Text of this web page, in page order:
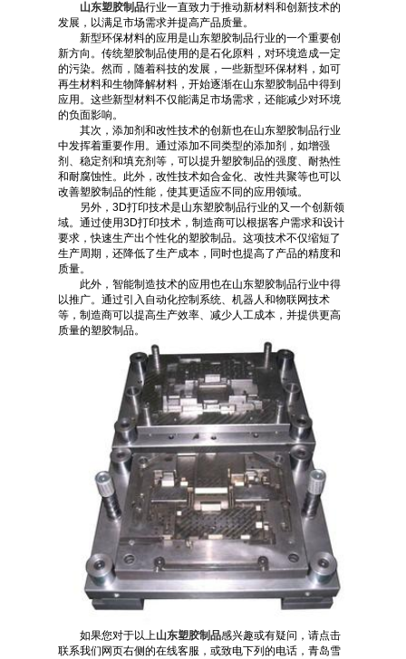
山东塑胶制品行业一直致力于推动新材料和创新技术的
发展，以满足市场需求并提高产品质量。
新型环保材料的应用是山东塑胶制品行业的一个重要创
新方向。传统塑胶制品使用的是石化原料，对环境造成一定
的污染。然而，随着科技的发展，一些新型环保材料，如可
再生材料和生物降解材料，开始逐渐在山东塑胶制品中得到
应用。这些新型材料不仅能满足市场需求，还能减少对环境
的负面影响。
其次，添加剂和改性技术的创新也在山东塑胶制品行业
中发挥着重要作用。通过添加不同类型的添加剂，如增强
剂、稳定剂和填充剂等，可以提升塑胶制品的强度、耐热性
和耐腐蚀性。此外，改性技术如合金化、改性共聚等也可以
改善塑胶制品的性能，使其更适应不同的应用领域。
另外，3D打印技术是山东塑胶制品行业的又一个创新领
域。通过使用3D打印技术，制造商可以根据客户需求和设计
要求，快速生产出个性化的塑胶制品。这项技术不仅缩短了
生产周期，还降低了生产成本，同时也提高了产品的精度和
质量。
此外，智能制造技术的应用也在山东塑胶制品行业中得
以推广。通过引入自动化控制系统、机器人和物联网技术
等，制造商可以提高生产效率、减少人工成本，并提供更高
质量的塑胶制品。
如果您对于以上山东塑胶制品感兴趣或有疑问，请点击
联系我们网页右侧的在线客服，或致电下列的电话，青岛雪